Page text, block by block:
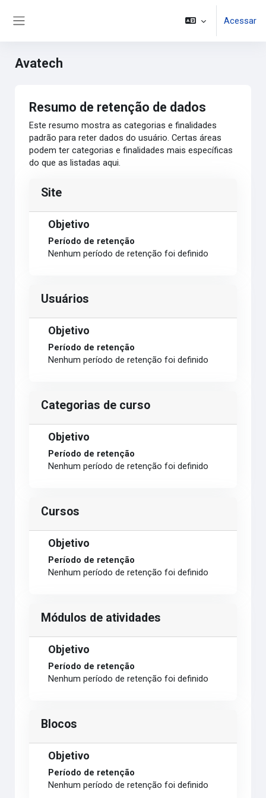
Acessar
Avatech
Resumo de retenção de dados
Este resumo mostra as categorias e finalidades
padrão para reter dados do usuário. Certas áreas
podem ter categorias e finalidades mais específicas
do que as listadas aqui.
Site
Objetivo
Período de retenção
Nenhum período de retenção foi definido
Usuários
Objetivo
Período de retenção
Nenhum período de retenção foi definido
Categorias de curso
Objetivo
Período de retenção
Nenhum período de retenção foi definido
Cursos
Objetivo
Período de retenção
Nenhum período de retenção foi definido
Módulos de atividades
Objetivo
Período de retenção
Nenhum período de retenção foi definido
Blocos
Objetivo
Período de retenção
Nenhum período de retenção foi definido